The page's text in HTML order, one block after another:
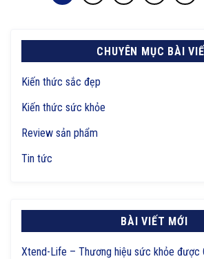
CHUYÊN MỤC BÀI
Kiến thức sắc đẹp
Kiến thức sức khỏe
Review sản phẩm
Tin tức
BÀI VIẾT MỚI
Xtend-Life – Thương hiệu sức khỏe được